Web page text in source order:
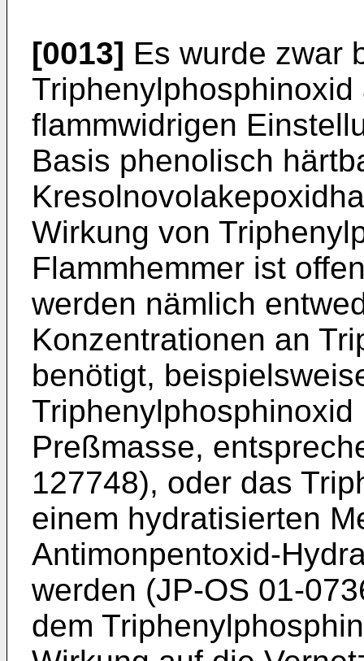
[0013] Es wurde zwar
flammwidrigen
Basis phenolisch
Wirkung von
Flammhemmer ist
werden nämlich
Konzentrationen an
benötigt,
Preßmasse,
127748), oder das
einem hydratisierten
Antimonpentoxid-
werden (JP-OS 01-
dem